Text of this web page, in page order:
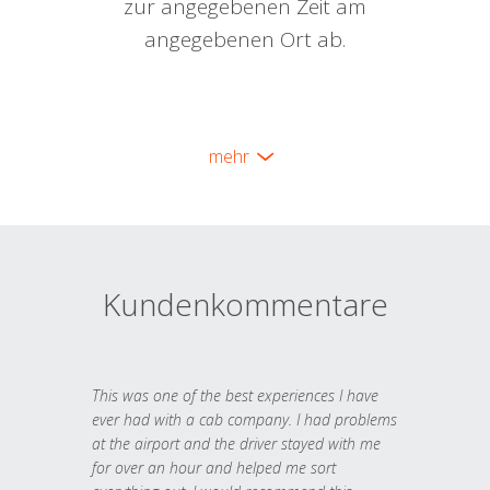
zur angegebenen Zeit am
angegebenen Ort ab.
mehr
Kundenkommentare
This was one of the best experiences I have
ever had with a cab company. I had problems
at the airport and the driver stayed with me
for over an hour and helped me sort